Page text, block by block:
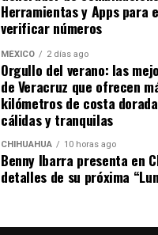
Herramientas y Apps para
verificar números
MÉXICO 2 días ago
Orgullo del verano: las
de Veracruz que ofrecen
kilómetros de costa
cálidas y tranquilas
CHIHUAHUA 10 horas ago
Benny Ibarra presenta en
detalles de su próxima